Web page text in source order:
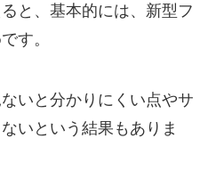
と、基本的には、新型フ
す。
いと分かりにくい点やサ
いという結果もありま